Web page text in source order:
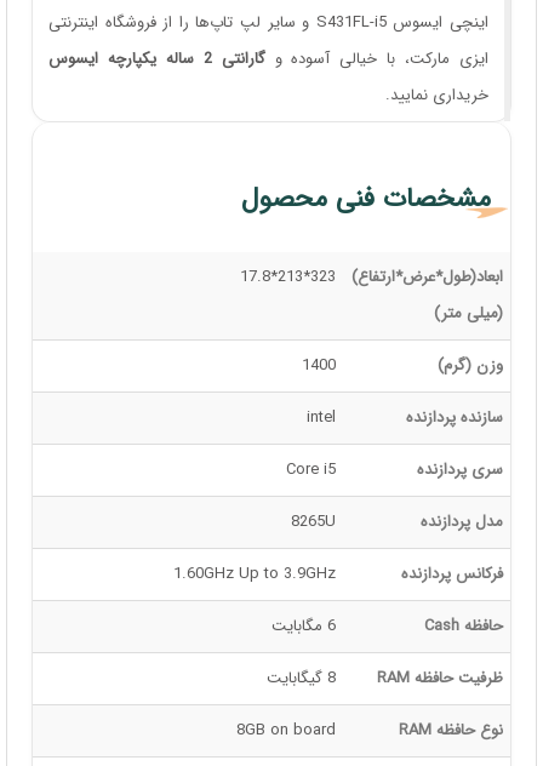
اینچی ایسوس S431FL-i5 و سایر لپ تاپ‌ها را از فروشگاه اینترنتی
ایزی مارکت، با خیالی آسوده وگارانتی 2 ساله یکپارچه ایسوس
خریداری نمایید.
مشخصات فنی محصول
ابعاد(طول*عرض*ارتفاع)
(میلی متر)
323*213*17.8
وزن (گرم) 1400
سازنده پردازنده intel
سری پردازنده Core i5
مدل پردازنده 8265U
فرکانس پردازنده 1.60GHz Up to 3.9GHz
حافظه Cash 6 مگابایت
ظرفیت حافظه RAM 8 گیگابایت
نوع حافظه RAM 8GB on board